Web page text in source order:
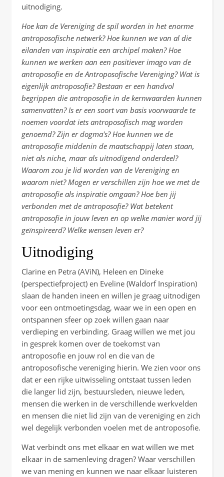
uitnodiging.
Hoe kan de Vereniging de spil worden in het enorme
antroposofische netwerk? Hoe kunnen we van al die
eilanden van inspiratie een archipel maken? Hoe
kunnen we werken aan een positiever imago van de
antroposofie en de Antroposofische Vereniging? Wat is
eigenlijk antroposofie? Bestaan er een handvol
begrippen die antroposofie in de kernwaarden kunnen
samenvatten? Is er een soort van basis voorwaarde te
noemen voordat iets antroposofisch mag worden
genoemd? Zijn er dogma's? Hoe kunnen we de
antroposofie middenin de maatschappij laten staan,
niet als niche, maar als uitnodigend onderdeel?
Waarom zou je lid worden van de Vereniging en
waarom niet? Mogen er verschillen zijn hoe we met de
antroposofie als inspiratie omgaan? Hoe ben jij
verbonden met de antroposofie? Wat betekent
antroposofie in jouw leven en op welke manier word jij
geïnspireerd? Welke wensen leven er?
Uitnodiging
Clarine en Petra (AViN), Heleen en Dineke
(perspectiefproject) en Eveline (Waldorf Inspiration)
slaan de handen ineen en willen je graag uitnodigen
voor een ontmoetingsdag, waar we in een open en
ontspannen sfeer op zoek willen gaan naar
verdieping en verbinding. Graag willen we met jou
in gesprek komen over de toekomst van
antroposofie en jouw rol en die van de
antroposofische vereniging hierin. We zien voor ons
dat er een rijke uitwisseling ontstaat tussen leden
die langer lid zijn, bestuursleden, nieuwe leden,
mensen die werken in de verschillende werkvelden
en mensen die niet lid zijn van de vereniging en zich
wel degelijk verbonden voelen met de antroposofie.
Wat verbindt ons met elkaar en wat willen we met
elkaar in de samenleving dragen? Waar verschillen
we van mening en kunnen we naar elkaar luisteren